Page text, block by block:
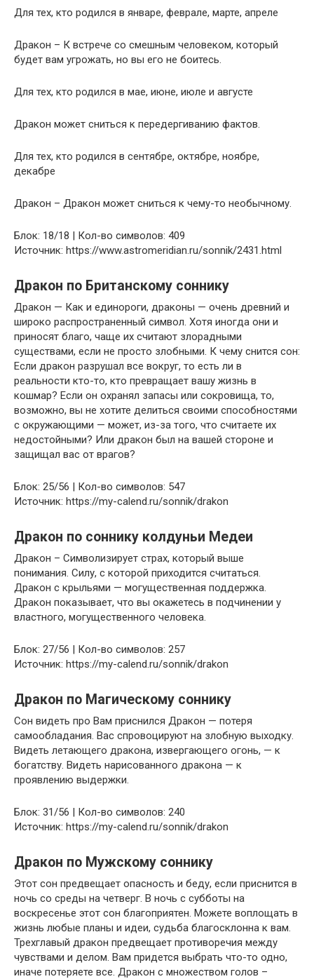
Для тех, кто родился в январе, феврале, марте, апреле
Дракон – К встрече со смешным человеком, который
будет вам угрожать, но вы его не боитесь.
Для тех, кто родился в мае, июне, июле и августе
Дракон может сниться к передергиванию фактов.
Для тех, кто родился в сентябре, октябре, ноябре,
декабре
Дракон – Дракон может сниться к чему-то необычному.
Блок: 18/18 | Кол-во символов: 409
Источник: https://www.astromeridian.ru/sonnik/2431.html
Дракон по Британскому соннику
Дракон — Как и единороги, драконы — очень древний и
широко распространенный символ. Хотя иногда они и
приносят благо, чаще их считают злорадными
существами, если не просто злобными. К чему снится сон:
Если дракон разрушал все вокруг, то есть ли в
реальности кто-то, кто превращает вашу жизнь в
кошмар? Если он охранял запасы или сокровища, то,
возможно, вы не хотите делиться своими способностями
с окружающими — может, из-за того, что считаете их
недостойными? Или дракон был на вашей стороне и
защищал вас от врагов?
Блок: 25/56 | Кол-во символов: 547
Источник: https://my-calend.ru/sonnik/drakon
Дракон по соннику колдуньи Медеи
Дракон – Символизирует страх, который выше
понимания. Силу, с которой приходится считаться.
Дракон с крыльями — могущественная поддержка.
Дракон показывает, что вы окажетесь в подчинении у
властного, могущественного человека.
Блок: 27/56 | Кол-во символов: 257
Источник: https://my-calend.ru/sonnik/drakon
Дракон по Магическому соннику
Сон видеть про Вам приснился Дракон — потеря
самообладания. Вас спровоцируют на злобную выходку.
Видеть летающего дракона, извергающего огонь, — к
богатству. Видеть нарисованного дракона — к
проявлению выдержки.
Блок: 31/56 | Кол-во символов: 240
Источник: https://my-calend.ru/sonnik/drakon
Дракон по Мужскому соннику
Этот сон предвещает опасность и беду, если приснится в
ночь со среды на четверг. В ночь с субботы на
воскресенье этот сон благоприятен. Можете воплощать в
жизнь любые планы и идеи, судьба благосклонна к вам.
Трехглавый дракон предвещает противоречия между
чувствами и делом. Вам придется выбрать что-то одно,
иначе потеряете все. Дракон с множеством голов –